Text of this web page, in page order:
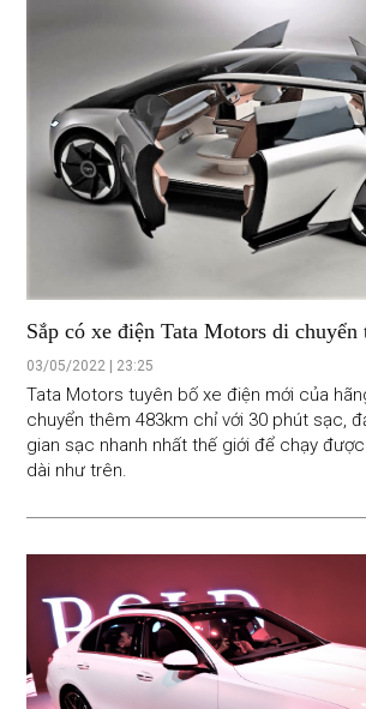
Sắp có xe điện Tata Motors di chuyển
chỉ với 30 phút sạc
03/05/2022 | 23:25
Tata Motors tuyên bố xe điện mới của
chuyển thêm 483km chỉ với 30 phút sạc,
gian sạc nhanh nhất thế giới để chạy
dài như trên.